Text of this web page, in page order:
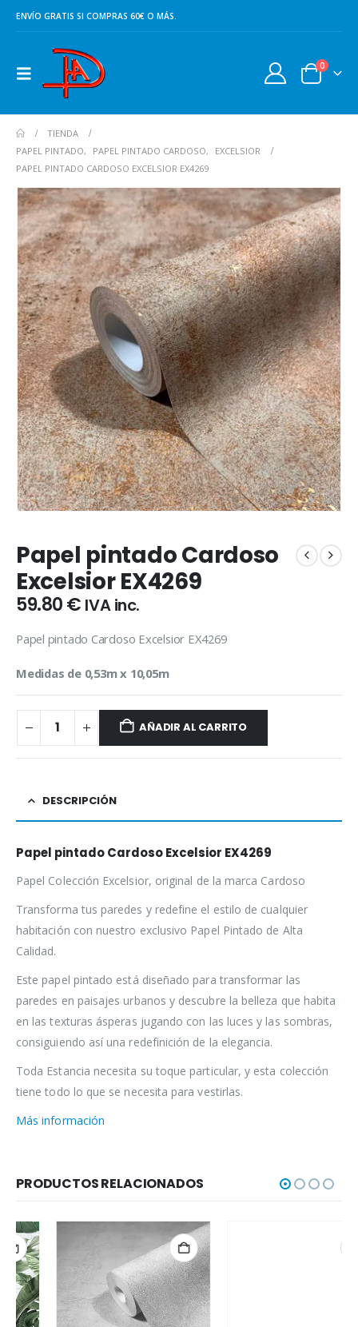
ENVÍO GRATIS SI COMPRAS 60€ O MÁS.
0
TIENDA
PAPEL PINTADO, PAPEL PINTADO CARDOSO,
EXCELSIOR
PAPEL PINTADO CARDOSO EXCELSIOR EX4269
Papel pintado Cardoso
Excelsior EX4269
59.80€ IVA inc.
Papel pintado Cardoso Excelsior EX4269
Medidas de 0,53m x 10,05m
AÑADIR AL CARRITO
DESCRIPCIÓN
Papel pintado Cardoso Excelsior EX4269
Papel Colección Excelsior, original de la marca Cardoso
Transforma tus paredes y redefine el estilo de cualquier
habitación con nuestro exclusivo Papel Pintado de Alta
Calidad.
Este papel pintado está diseñado para transformar las
paredes en paisajes urbanos y descubre la belleza que habita
en las texturas ásperas jugando con las luces y las sombras,
consiguiendo así una redefinición de la elegancia.
Toda Estancia necesita su toque particular, y esta colección
tiene todo lo que se necesita para vestirlas.
Más información
PRODUCTOS RELACIONADOS